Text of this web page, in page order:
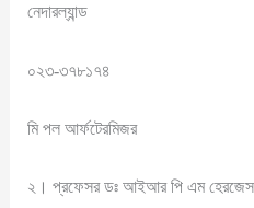
নেদারল্যান্ড
০২৩-৩৭৮১৭৪
মি পল আর্ফটেরমিজর
২। প্রফেসর ডঃ আইআর পি এম হেরজেস